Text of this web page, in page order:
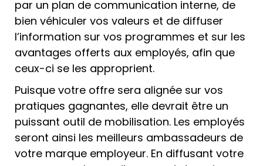
par un plan de communication interne, de
bien véhiculer vos valeurs et de diffuser
l’information sur vos programmes et sur les
avantages offerts aux employés, afin que
ceux-ci se les approprient.
Puisque votre offre sera alignée sur vos
pratiques gagnantes, elle devrait être un
puissant outil de mobilisation. Les employés
seront ainsi les meilleurs ambassadeurs de
votre marque employeur. En diffusant votre